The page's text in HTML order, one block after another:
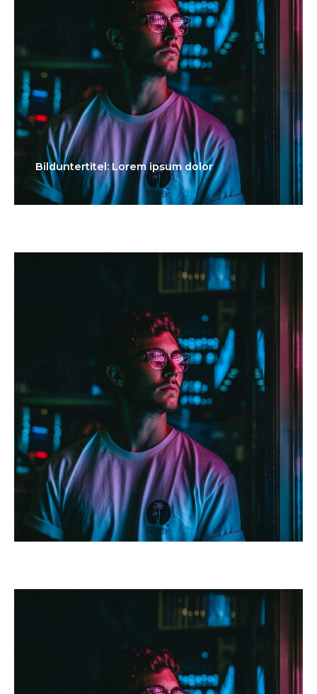
Bilduntertitel: Lorem ipsum dolor